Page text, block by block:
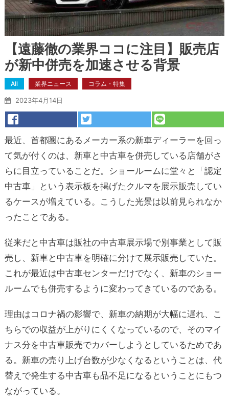
【遠藤徹の業界ココに注目】販売店
が新中併売を加速させる背景
All 業界ニュース コラム・特集
2023年4月14日
最近、首都圏にあるメーカー系の新車ディーラーを回っ
て気が付くのは、新車と中古車を併売している店舗がさ
らに目立っていることだ。ショールームに堂々と「認定
中古車」という表示板を掲げたクルマを展示販売してい
るケースが増えている。こうした光景は以前見られなか
ったことである。
従来だと中古車は販社の中古車展示場で別事業として販
売し、新車と中古車を明確に分けて展示販売していた。
これが最近は中古車センターだけでなく、新車のショー
ルームでも併売するように変わってきているのである。
理由はコロナ禍の影響で、新車の納期が大幅に遅れ、こ
ちらでの収益が上がりにくくなっているので、そのマイ
ナス分を中古車販売でカバーしようとしているためであ
る。新車の売り上げ台数が少なくなるということは、代
替えで発生する中古車も品不足になるということにもつ
ながっている。